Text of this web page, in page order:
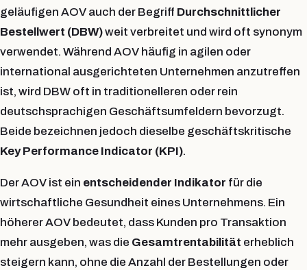
geläufigen AOV auch der Begriff Durchschnittlicher
Bestellwert (DBW)weit verbreitet und wird oft synonym
verwendet. Während AOV häufig in agilen oder
international ausgerichteten Unternehmen anzutreffen
ist, wird DBW oft in traditionelleren oder rein
deutschsprachigen Geschäftsumfeldern bevorzugt.
Beide bezeichnen jedoch dieselbe geschäftskritische
Key Performance Indicator (KPI).
Der AOV ist ein entscheidender Indikator für die
wirtschaftliche Gesundheit eines Unternehmens. Ein
höherer AOV bedeutet, dass Kunden pro Transaktion
mehr ausgeben, was die Gesamtrentabilität erheblich
steigern kann, ohne die Anzahl der Bestellungen oder